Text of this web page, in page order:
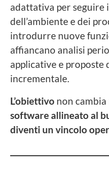
adattativa per seguire
dell’ambiente e dei
introdurre nuove
affiancano analisi
applicative e proposte
incrementale.
L’obiettivo non cambia
software allineato al
diventi un vincolo